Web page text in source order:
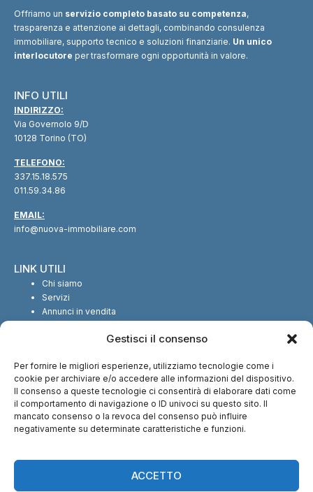
Gestisci il consenso
Per fornire le migliori esperienze, utilizziamo tecnologie come i
cookie per archiviare e/o accedere alle informazioni del dispositivo.
Il consenso a queste tecnologie ci consentirà di elaborare dati come
il comportamento di navigazione o ID univoci su questo sito. Il
mancato consenso o la revoca del consenso può influire
negativamente su determinate caratteristiche e funzioni.
ACCETTO
Offriamo un servizio completo basato su competenza,
trasparenza e attenzione ai dettagli, combinando consulenza
immobiliare, supporto tecnico e soluzioni finanziarie. Un unico
interlocutore per trasformare ogni opportunità in valore.
INFO UTILI
INDIRIZZO:
Via Governolo 9/D
10128 Torino (TO)
TELEFONO:
337.15.18.575
011.59.34.86
EMAIL:
info@nuova-immobiliare.com
LINK UTILI
Chi siamo
Servizi
Annunci in vendita
SEGUICI SUI SOCIAL
CI TROVI ANCHE SU: